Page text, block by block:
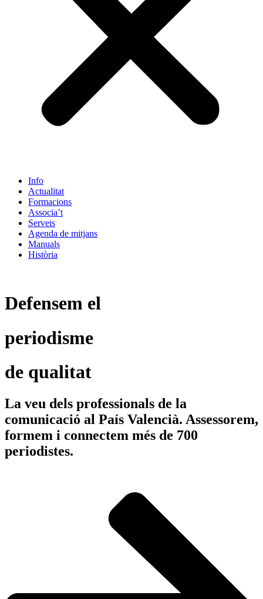
Info
Actualitat
Formacions
Associa’t
Serveis
Agenda de mitjans
Manuals
Història
Defensem el
periodisme
de qualitat
La veu dels professionals de la
comunicació al País Valencià. Assessorem,
formem i connectem més de 700
periodistes.